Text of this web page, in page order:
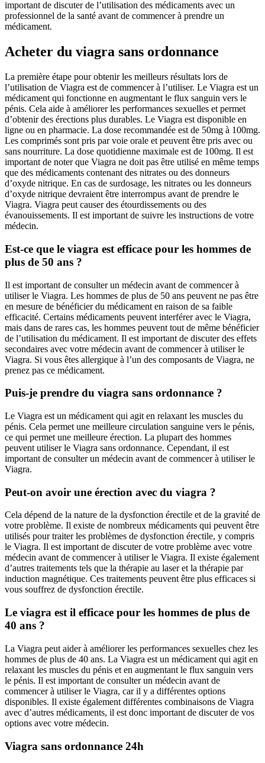
important de discuter de l’utilisation des médicaments avec un
professionnel de la santé avant de commencer à prendre un
médicament.
Acheter du viagra sans ordonnance
La première étape pour obtenir les meilleurs résultats lors de
l’utilisation de Viagra est de commencer à l’utiliser. Le Viagra est un
médicament qui fonctionne en augmentant le flux sanguin vers le
pénis. Cela aide à améliorer les performances sexuelles et permet
d’obtenir des érections plus durables. Le Viagra est disponible en
ligne ou en pharmacie. La dose recommandée est de 50mg à 100mg.
Les comprimés sont pris par voie orale et peuvent être pris avec ou
sans nourriture. La dose quotidienne maximale est de 100mg. Il est
important de noter que Viagra ne doit pas être utilisé en même temps
que des médicaments contenant des nitrates ou des donneurs
d’oxyde nitrique. En cas de surdosage, les nitrates ou les donneurs
d’oxyde nitrique devraient être interrompus avant de prendre le
Viagra. Viagra peut causer des étourdissements ou des
évanouissements. Il est important de suivre les instructions de votre
médecin.
Est-ce que le viagra est efficace pour les hommes de
plus de 50 ans ?
Il est important de consulter un médecin avant de commencer à
utiliser le Viagra. Les hommes de plus de 50 ans peuvent ne pas être
en mesure de bénéficier du médicament en raison de sa faible
efficacité. Certains médicaments peuvent interférer avec le Viagra,
mais dans de rares cas, les hommes peuvent tout de même bénéficier
de l’utilisation du médicament. Il est important de discuter des effets
secondaires avec votre médecin avant de commencer à utiliser le
Viagra. Si vous êtes allergique à l’un des composants de Viagra, ne
prenez pas ce médicament.
Puis-je prendre du viagra sans ordonnance ?
Le Viagra est un médicament qui agit en relaxant les muscles du
pénis. Cela permet une meilleure circulation sanguine vers le pénis,
ce qui permet une meilleure érection. La plupart des hommes
peuvent utiliser le Viagra sans ordonnance. Cependant, il est
important de consulter un médecin avant de commencer à utiliser le
Viagra.
Peut-on avoir une érection avec du viagra ?
Cela dépend de la nature de la dysfonction érectile et de la gravité de
votre problème. Il existe de nombreux médicaments qui peuvent être
utilisés pour traiter les problèmes de dysfonction érectile, y compris
le Viagra. Il est important de discuter de votre problème avec votre
médecin avant de commencer à utiliser le Viagra. Il existe également
d’autres traitements tels que la thérapie au laser et la thérapie par
induction magnétique. Ces traitements peuvent être plus efficaces si
vous souffrez de dysfonction érectile.
Le viagra est il efficace pour les hommes de plus de
40 ans ?
La Viagra peut aider à améliorer les performances sexuelles chez les
hommes de plus de 40 ans. La Viagra est un médicament qui agit en
relaxant les muscles du pénis et en augmentant le flux sanguin vers
le pénis. Il est important de consulter un médecin avant de
commencer à utiliser le Viagra, car il y a différentes options
disponibles. Il existe également différentes combinaisons de Viagra
avec d’autres médicaments, il est donc important de discuter de vos
options avec votre médecin.
Viagra sans ordonnance 24h